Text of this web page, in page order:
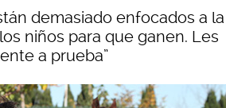
demasiado enfocados a la
niños para que ganen. Les
a prueba”